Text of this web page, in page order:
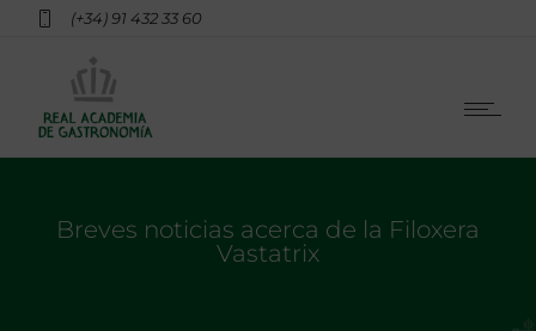
(+34) 91 432 33 60
Breves noticias acerca de la Filoxera
Vastatrix